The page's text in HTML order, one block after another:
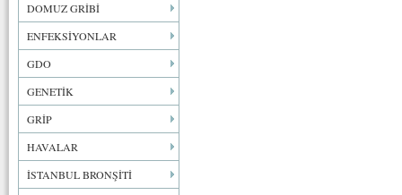
DOMUZ GRİBİ
ENFEKSİYONLAR
GDO
GENETİK
GRİP
HAVALAR
İSTANBUL BRONŞİTİ